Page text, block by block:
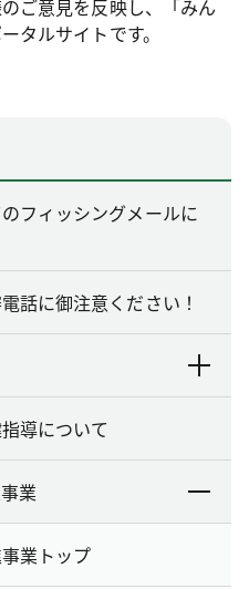
ご意見を反映し、「みん
タルサイトです。
フィッシングメールに
話に御注意ください！
導について
業
業トップ